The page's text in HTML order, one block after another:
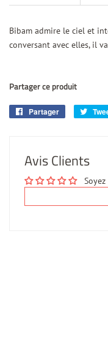
Bibam admire le ciel et
conversant avec elles, il
Partager ce produit
Partager
Partager
Avis Clients